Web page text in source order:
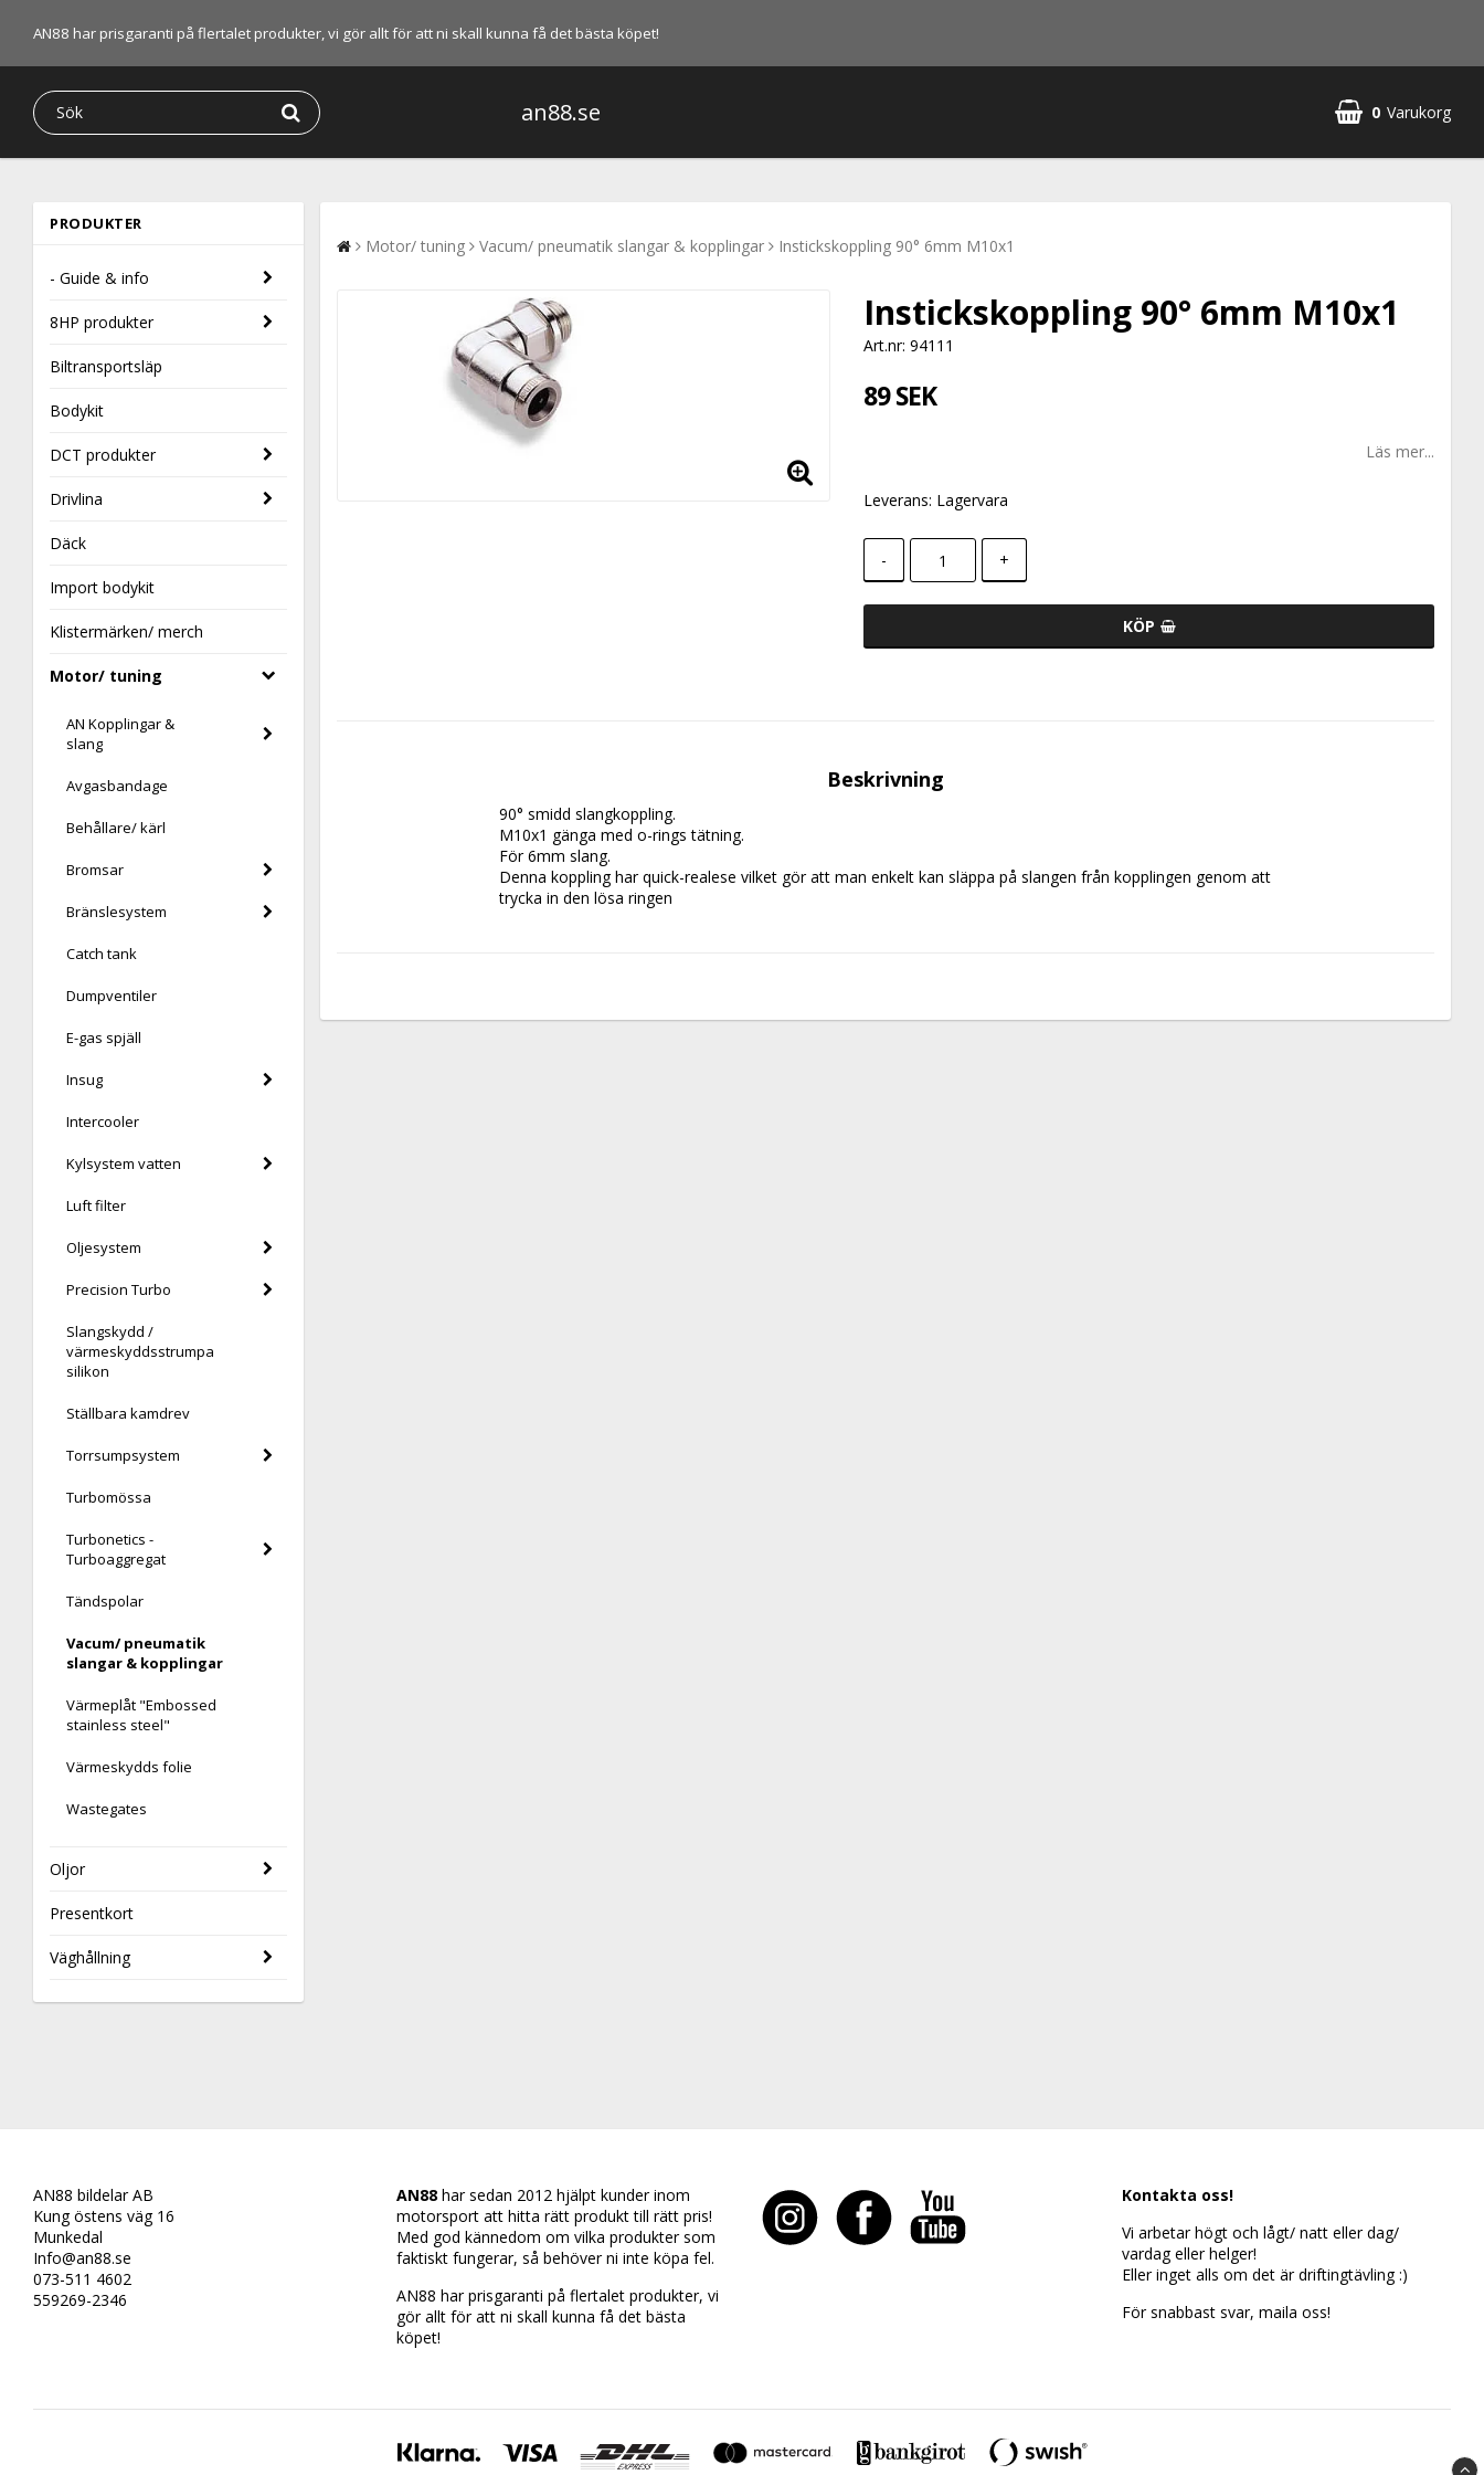
AN88 har prisgaranti på flertalet produkter, vi gör allt för att ni skall kunna få det bästa köpet!
an88.se 0 Varukorg
PRODUKTER
- Guide & info
8HP produkter
Biltransportsläp
Bodykit
DCT produkter
Drivlina
Däck
Import bodykit
Klistermärken/ merch
Motor/ tuning
AN Kopplingar &
slang
Avgasbandage
Behållare/ kärl
Bromsar
Bränslesystem
Catch tank
Dumpventiler
E-gas spjäll
Insug
Intercooler
Kylsystem vatten
Luft filter
Oljesystem
Precision Turbo
Slangskydd /
värmeskyddsstrumpa
silikon
Ställbara kamdrev
Torrsumpsystem
Turbomössa
Turbonetics -
Turboaggregat
Tändspolar
Vacum/ pneumatik
slangar & kopplingar
Värmeplåt "Embossed
stainless steel"
Värmeskydds folie
Wastegates
Oljor
Presentkort
Väghållning
Motor/ tuning Vacum/ pneumatik slangar & kopplingar Instickskoppling 90° 6mm M10x1
Instickskoppling 90° 6mm M10x1
Art.nr: 94111
89 SEK
Läs mer...
Leverans: Lagervara
- +
KÖP
Beskrivning
90° smidd slangkoppling.
M10x1 gänga med o-rings tätning.
För 6mm slang.
Denna koppling har quick-realese vilket gör att man enkelt kan släppa på slangen från kopplingen genom att
trycka in den lösa ringen
AN88 bildelar AB
Kung östens väg 16
Munkedal
Info@an88.se
073-511 4602
559269-2346
AN88har sedan 2012 hjälpt kunder inom
motorsport att hitta rätt produkt till rätt pris!
Med god kännedom om vilka produkter som
faktiskt fungerar, så behöver ni inte köpa fel.
AN88 har prisgaranti på flertalet produkter, vi
gör allt för att ni skall kunna få det bästa
köpet!
Kontakta oss!
Vi arbetar högt och lågt/ natt eller dag/
vardag eller helger!
Eller inget alls om det är driftingtävling :)
För snabbast svar, maila oss!